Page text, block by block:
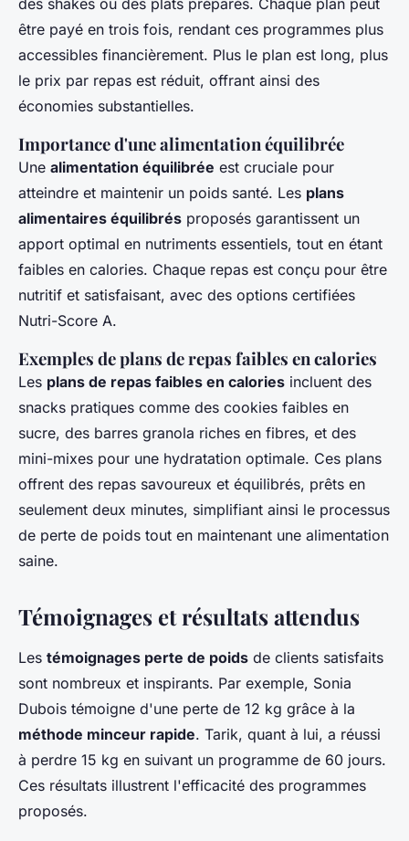
des shakes ou des plats préparés. Chaque plan peut
être payé en trois fois, rendant ces programmes plus
accessibles financièrement. Plus le plan est long, plus
le prix par repas est réduit, offrant ainsi des
économies substantielles.
Importance d'une alimentation équilibrée
Une alimentation équilibrée est cruciale pour
atteindre et maintenir un poids santé. Les plans
alimentaires équilibrés proposés garantissent un
apport optimal en nutriments essentiels, tout en étant
faibles en calories. Chaque repas est conçu pour être
nutritif et satisfaisant, avec des options certifiées
Nutri-Score A.
Exemples de plans de repas faibles en calories
Les plans de repas faibles en calories incluent des
snacks pratiques comme des cookies faibles en
sucre, des barres granola riches en fibres, et des
mini-mixes pour une hydratation optimale. Ces plans
offrent des repas savoureux et équilibrés, prêts en
seulement deux minutes, simplifiant ainsi le processus
de perte de poids tout en maintenant une alimentation
saine.
Témoignages et résultats attendus
Les témoignages perte de poids de clients satisfaits
sont nombreux et inspirants. Par exemple, Sonia
Dubois témoigne d'une perte de 12 kg grâce à la
méthode minceur rapide. Tarik, quant à lui, a réussi
à perdre 15 kg en suivant un programme de 60 jours.
Ces résultats illustrent l'efficacité des programmes
proposés.